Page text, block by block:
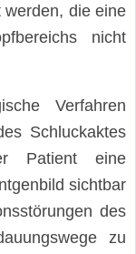
werden, die eine
nicht
Verfahren
Schluckaktes
Patient eine
sichtbar
des
zu